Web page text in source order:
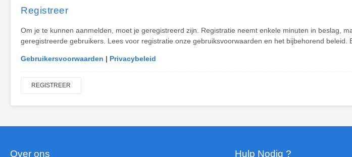
Registreer
Om je te kunnen aanmelden, moet je geregistreerd zijn. Registratie neemt enkele minuten in beslag,
geregistreerde gebruikers. Lees voor registratie onze gebruiksvoorwaarden en het bijbehorend beleid.
Gebruikersvoorwaarden | Privacybeleid
REGISTREER
Over ons Hulp Nodig ?